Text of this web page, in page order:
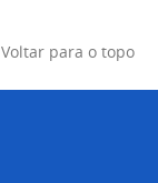
Voltar para o topo